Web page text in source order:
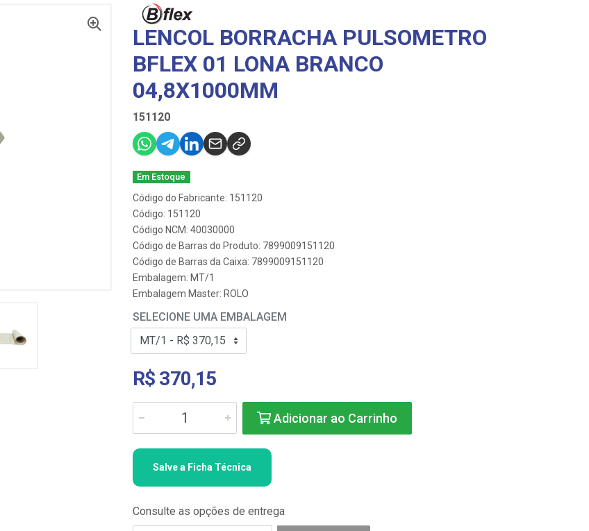
LENCOL BORRACHA PULSOMETRO
BFLEX 01 LONA BRANCO
04,8X1000MM
151120
Em Estoque
Código do Fabricante: 151120
Código: 151120
Código NCM: 40030000
Código de Barras do Produto: 7899009151120
Código de Barras da Caixa: 7899009151120
Embalagem: MT/1
Embalagem Master: ROLO
SELECIONE UMA EMBALAGEM
R$ 370,15
Adicionar ao Carrinho
Salve a Ficha Técnica
Consulte as opções de entrega